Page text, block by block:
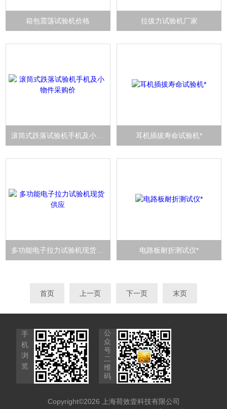
箱包震荡试验机价格 拉拔力试验机厂家
滚筒式跌落试验机手机及小物件采购价 耳机插拔寿命试验机*
多功能电子拉力试验机现货供应 电路板耐折测试仪*
首页 上一页 下一页 末页
手
机
浏
览
公
众
号
二
维
码
Copyright©2026 上海荷效壹科技有限公司